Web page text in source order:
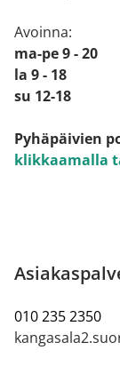
Avoinna:
ma-pe 9 - 20
la 9 - 18
su 12-18
Pyhäpäivien
klikkaamalla
010 235 2350